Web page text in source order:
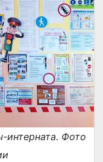
интерната. Фото